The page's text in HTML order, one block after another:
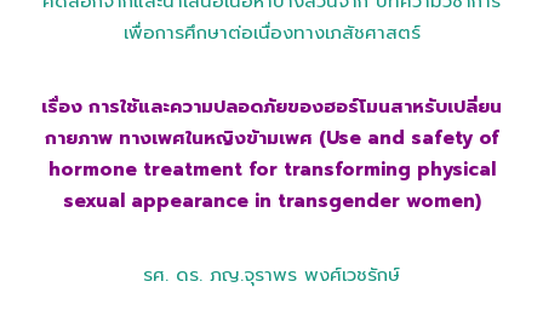
เพื่อการศึกษาต่อเนื่องทางเภสัชศาสตร์
เรื่อง การใช้และความปลอดภัยของฮอร์โมนสาหรับเปลี่ยน
กายภาพ ทางเพศในหญิงข้ามเพศ (Use and safety of
hormone treatment for transforming physical
sexual appearance in transgender women)
รศ. ดร. ภญ.จุราพร พงศ์เวชรักษ์